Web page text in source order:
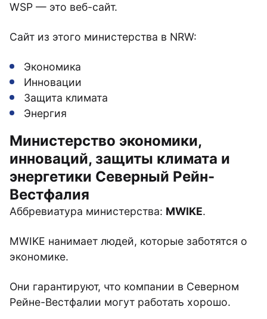
WSP — это веб-сайт.
Сайт из этого министерства в NRW:
Экономика
Инновации
Защита климата
Энергия
Министерство экономики,
инноваций, защиты климата и
энергетики Северный Рейн-
Вестфалия
Аббревиатура министерства: MWIKE.
MWIKE нанимает людей, которые заботятся о
экономике.
Они гарантируют, что компании в Северном
Рейне-Вестфалии могут работать хорошо.